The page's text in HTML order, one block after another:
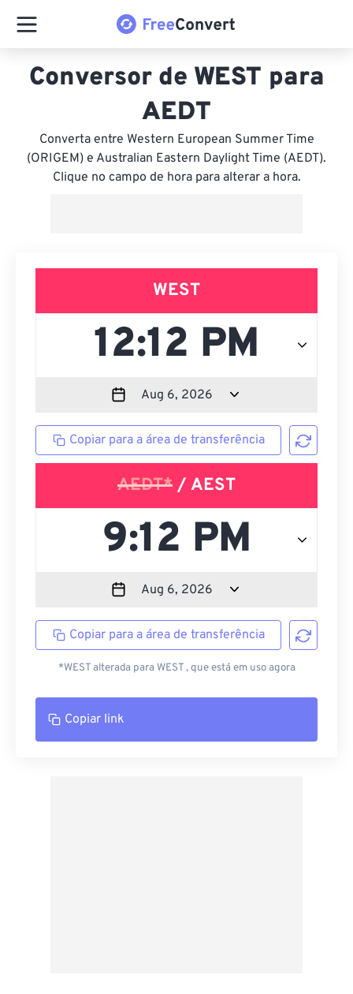
Conversor de WEST para
AEDT
Converta entre Western European Summer Time
(ORIGEM) e Australian Eastern Daylight Time (AEDT).
Clique no campo de hora para alterar a hora.
WEST
Copiar para a área de transferência
AEDT* / AEST
Copiar para a área de transferência
*WEST alterada para WEST , que está em uso agora
Copiar link